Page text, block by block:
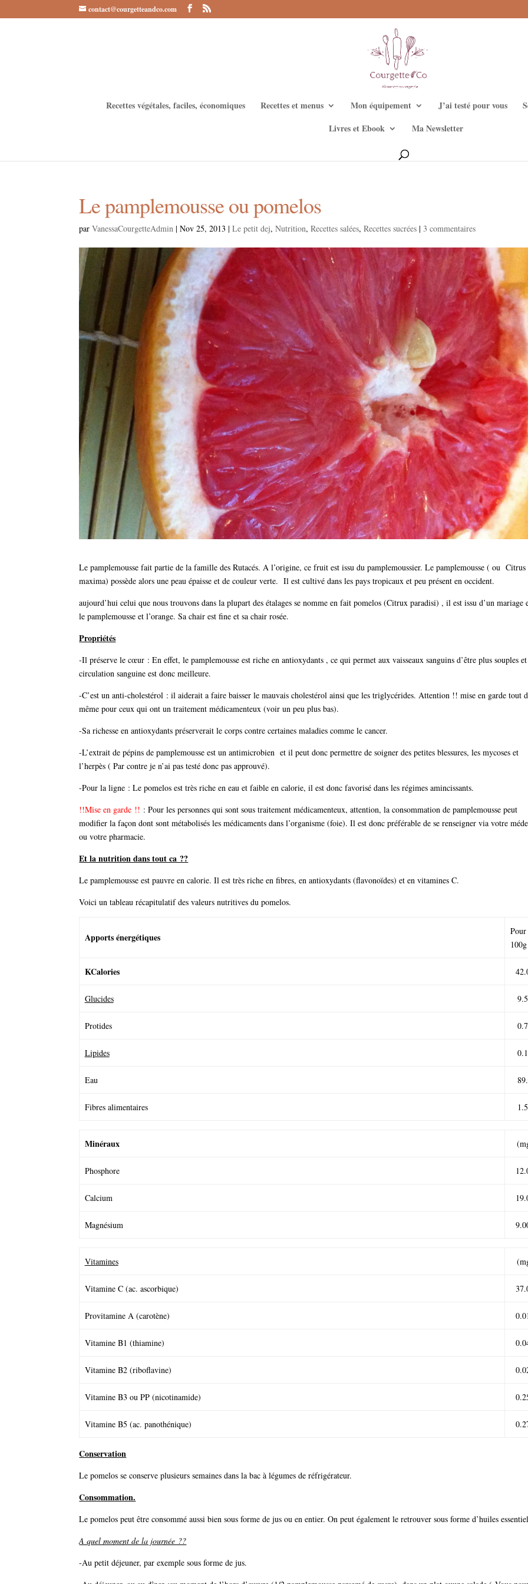
contact@courgetteandco.com
Recettes végétales, faciles, économiques Recettes et menus Mon équipement J’ai testé pour vous
Livres et Ebook
Ma Newsletter
Le pamplemousse ou pomelos
parVanessaCourgetteAdmin |Nov 25, 2013 |Le petit dej,Nutrition,Recettes salées,Recettes sucrées |3 commentaires
Le pamplemousse fait partie de la famille des Rutacés. A l’origine, ce fruit est issu du pamplemoussier. Le pamplemousse ( ou Citrus
maxima) possède alors une peau épaisse et de couleur verte. Il est cultivé dans les pays tropicaux et peu présent en occident.
aujourd’hui celui que nous trouvons dans la plupart des étalages se nomme en fait pomelos (Citrux paradisi) , il est issu d’un mariage
le pamplemousse et l’orange. Sa chair est fine et sa chair rosée.
Propriétés
-Il préserve le cœur : En effet, le pamplemousse est riche en antioxydants , ce qui permet aux vaisseaux sanguins d’être plus souples
circulation sanguine est donc meilleure.
-C’est un anti-cholestérol : il aiderait a faire baisser le mauvais cholestérol ainsi que les triglycérides. Attention !! mise en garde tout
même pour ceux qui ont un traitement médicamenteux (voir un peu plus bas).
-Sa richesse en antioxydants préserverait le corps contre certaines maladies comme le cancer.
-L’extrait de pépins de pamplemousse est un antimicrobien et il peut donc permettre de soigner des petites blessures, les mycoses et
l’herpès ( Par contre je n’ai pas testé donc pas approuvé).
-Pour la ligne : Le pomelos est très riche en eau et faible en calorie, il est donc favorisé dans les régimes amincissants.
!!Mise en garde !! : Pour les personnes qui sont sous traitement médicamenteux, attention, la consommation de pamplemousse peut
modifier la façon dont sont métabolisés les médicaments dans l’organisme (foie). Il est donc préférable de se renseigner via votre
ou votre pharmacie.
Et la nutrition dans tout ca ??
Le pamplemousse est pauvre en calorie. Il est très riche en fibres, en antioxydants (flavonoïdes) et en vitamines C.
Voici un tableau récapitulatif des valeurs nutritives du pomelos.
Apports énergétiques
Pour
100g
KCalories
Glucides
Protides
Lipides
Eau
Fibres alimentaires
Minéraux
Phosphore
Calcium
Magnésium
Vitamines
Vitamine C (ac. ascorbique)
Provitamine A (carotène)
Vitamine B1 (thiamine)
Vitamine B2 (riboflavine)
Vitamine B3 ou PP (nicotinamide)
Vitamine B5 (ac. panothénique)
Conservation
Le pomelos se conserve plusieurs semaines dans la bac à légumes de réfrigérateur.
Consommation.
Le pomelos peut être consommé aussi bien sous forme de jus ou en entier. On peut également le retrouver sous forme d’huiles
A quel moment de la journée ??
-Au petit déjeuner, par exemple sous forme de jus.